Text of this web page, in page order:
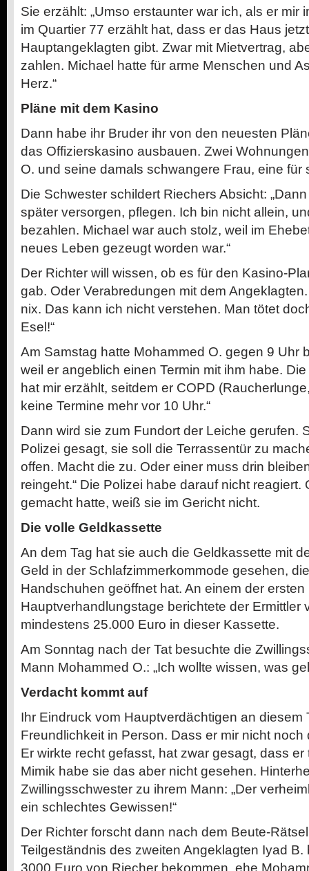
Sie erzählt: „Umso erstaunter war ich, als er mir
im Quartier 77 erzählt hat, dass er das Haus
Hauptangeklagten gibt. Zwar mit Mietvertrag,
zahlen. Michael hatte für arme Menschen und
Herz.“
Pläne mit dem Kasino
Dann habe ihr Bruder ihr von den neuesten
das Offizierskasino ausbauen. Zwei
O. und seine damals schwangere Frau, eine für
Die Schwester schildert Riechers Absicht:
später versorgen, pflegen. Ich bin nicht allein,
bezahlen. Michael war auch stolz, weil im
neues Leben gezeugt worden war.“
Der Richter will wissen, ob es für den Kasino-
gab. Oder Verabredungen mit dem
nix. Das kann ich nicht verstehen. Man tötet
Esel!“
Am Samstag hatte Mohammed O. gegen 9 Uhr
weil er angeblich einen Termin mit ihm habe.
hat mir erzählt, seitdem er COPD
keine Termine mehr vor 10 Uhr.“
Dann wird sie zum Fundort der Leiche gerufen.
Polizei gesagt, sie soll die Terrassentür zu
offen. Macht die zu. Oder einer muss drin
reingeht.“ Die Polizei habe darauf nicht reagiert.
gemacht hatte, weiß sie im Gericht nicht.
Die volle Geldkassette
An dem Tag hat sie auch die Geldkassette mit
Geld in der Schlafzimmerkommode gesehen,
Handschuhen geöffnet hat. An einem der ersten
Hauptverhandlungstage berichtete der Ermittler
mindestens 25.000 Euro in dieser Kassette.
Am Sonntag nach der Tat besuchte die
Mann Mohammed O.: „Ich wollte wissen, was
Verdacht kommt auf
Ihr Eindruck vom Hauptverdächtigen an diesem
Freundlichkeit in Person. Dass er mir nicht
Er wirkte recht gefasst, hat zwar gesagt, dass er
Mimik habe sie das aber nicht gesehen.
Zwillingsschwester zu ihrem Mann: „Der
ein schlechtes Gewissen!“
Der Richter forscht dann nach dem Beute-
Teilgeständnis des zweiten Angeklagten Iyad B.
3000 Euro von Riecher bekommen, ehe